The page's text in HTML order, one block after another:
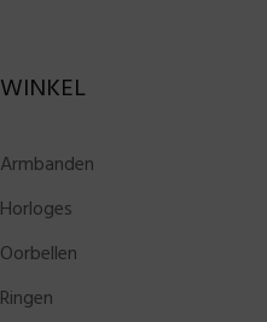
WINKEL
Armbanden
Horloges
Oorbellen
Ringen